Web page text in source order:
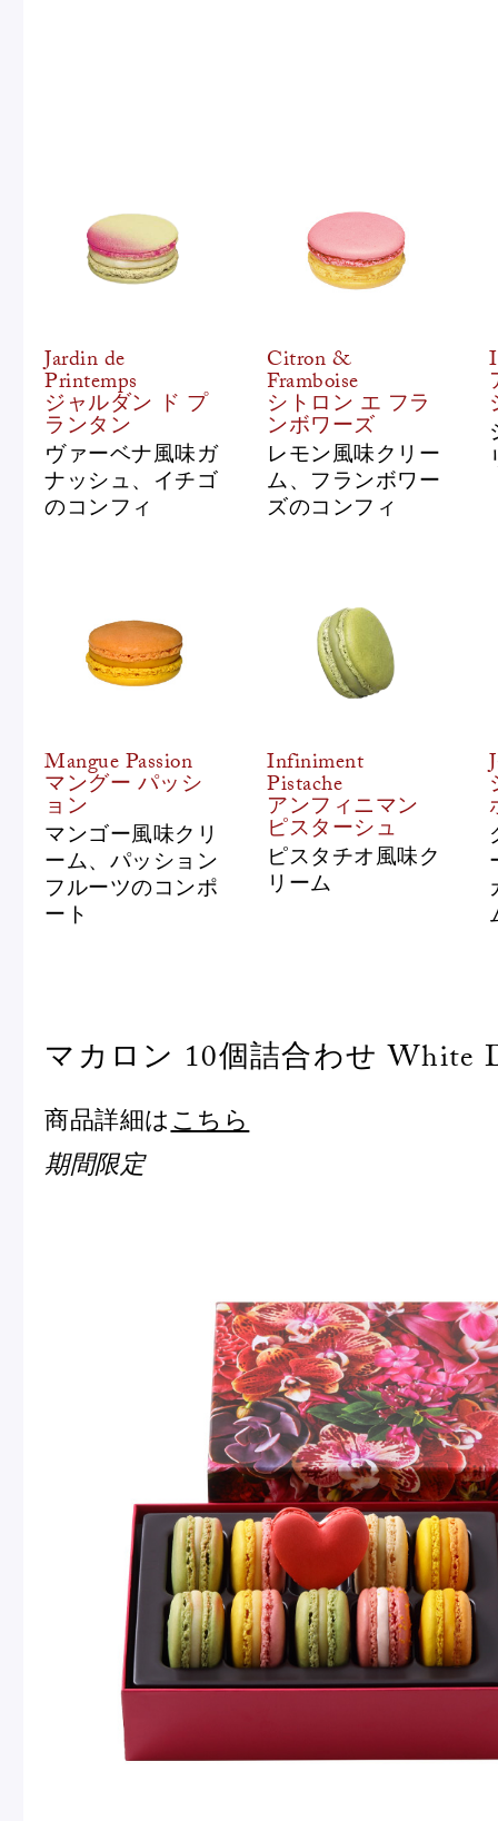
Jardin de
Printemps
ジャルダン ド プ
ランタン
ヴァーベナ風味ガ
ナッシュ、イチゴ
のコンフィ
Citron &
Framboise
シトロン エ フラ
ンボワーズ
レモン風味クリー
ム、フランボワー
ズのコンフィ
Mangue Passion
マングー パッシ
ョン
マンゴー風味クリ
ーム、パッション
フルーツのコンポ
ート
Infiniment
Pistache
アンフィニマン
ピスターシュ
ピスタチオ風味ク
リーム
マカロン 10個詰合わせ White
商品詳細は こちら
期間限定